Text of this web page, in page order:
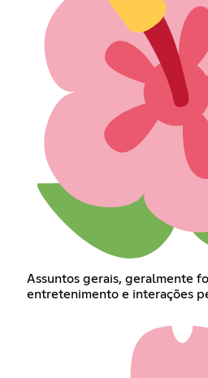
Assuntos gerais, geralmente
entretenimento e interações